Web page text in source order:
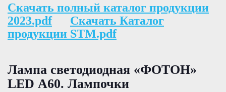
Скачать полный каталог продукции
2023.pdf
Скачать Каталог
продукции STM.pdf
Лампа светодиодная «ФОТОН»
LED А60. Лампочки